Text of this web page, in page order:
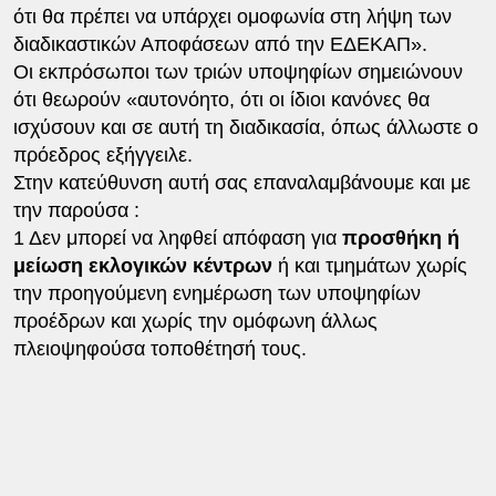
ότι θα πρέπει να υπάρχει ομοφωνία στη λήψη των
διαδικαστικών Αποφάσεων από την ΕΔΕΚΑΠ».
Οι εκπρόσωποι των τριών υποψηφίων σημειώνουν
ότι θεωρούν «αυτονόητο, ότι οι ίδιοι κανόνες θα
ισχύσουν και σε αυτή τη διαδικασία, όπως άλλωστε ο
πρόεδρος εξήγγειλε.
Στην κατεύθυνση αυτή σας επαναλαμβάνουμε και με
την παρούσα :
1 Δεν μπορεί να ληφθεί απόφαση για προσθήκη ή
μείωση εκλογικών κέντρωνή και τμημάτων χωρίς
την προηγούμενη ενημέρωση των υποψηφίων
προέδρων και χωρίς την ομόφωνη άλλως
πλειοψηφούσα τοποθέτησή τους.